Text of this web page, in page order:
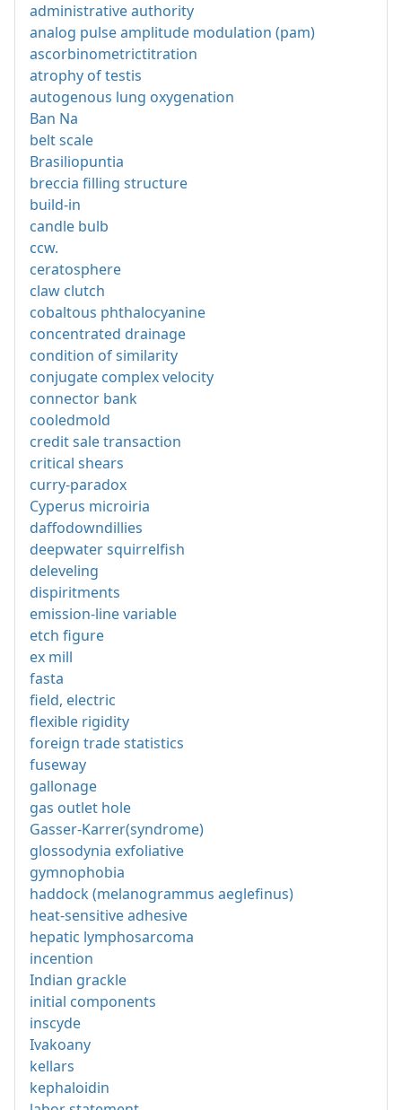
administrative authority
analog pulse amplitude modulation (pam)
ascorbinometrictitration
atrophy of testis
autogenous lung oxygenation
Ban Na
belt scale
Brasiliopuntia
breccia filling structure
build-in
candle bulb
ccw.
ceratosphere
claw clutch
cobaltous phthalocyanine
concentrated drainage
condition of similarity
conjugate complex velocity
connector bank
cooledmold
credit sale transaction
critical shears
curry-paradox
Cyperus microiria
daffodowndillies
deepwater squirrelfish
deleveling
dispiritments
emission-line variable
etch figure
ex mill
fasta
field, electric
flexible rigidity
foreign trade statistics
fuseway
gallonage
gas outlet hole
Gasser-Karrer(syndrome)
glossodynia exfoliative
gymnophobia
haddock (melanogrammus aeglefinus)
heat-sensitive adhesive
hepatic lymphosarcoma
incention
Indian grackle
initial components
inscyde
Ivakoany
kellars
kephaloidin